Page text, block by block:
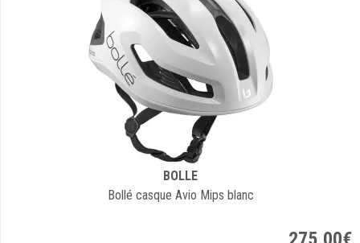
BOLLE
Bollé casque Avio Mips blanc